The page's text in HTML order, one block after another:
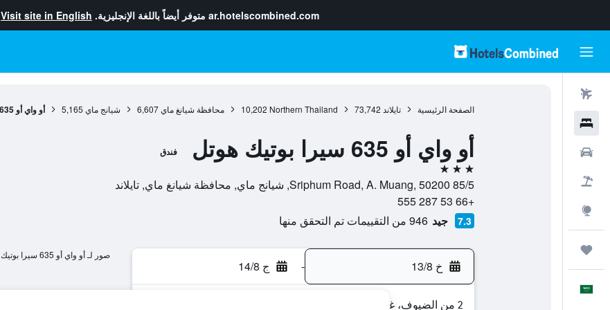
ar.hotelscombined.com متوفر أيضاً باللغة الإنجليزية. Visit site in English
الصفحة الرئيسية تايلاند 73,742
Northern Thailand
10,202 محافظة شيانغ ماي 6,607 شيانج ماي 5,165 أو واي أو 635 سيرا بوتيك هوتل
أو واي أو 635 سيرا بوتيك هوتل فندق
3 نجوم
85/5 Sriphum Road, A. Muang, 50200, شيانج ماي, محافظة شيانغ ماي, تايلاند
+66 53 287 555
7.3 جيد 946 من التقييمات تم التحقق منها
خ 13/8 - ج 14/8
2 من الضيوف، غرفة واحدة
صور لـ أو واي أو 635 سيرا بوتيك هوتل